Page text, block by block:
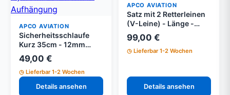
APCO AVIATION
Sicherheitsschlaufe
Kurz 35cm - 12mm
Dyneema für normale
Aufhängung
49,00 €
Lieferbar 1-2 Wochen
Details ansehen
APCO AVIATION
Satz mit 2 Retterleinen
(V-Leine) - Länge -
2000 [mm]
99,00 €
Lieferbar 1-2 Wochen
Details ansehen